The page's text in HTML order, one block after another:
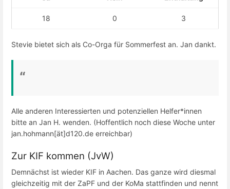
18 0 3
Stevie bietet sich als Co-Orga für Sommerfest an. Jan dankt.
Alle anderen Interessierten und potenziellen Helfer*innen
bitte an Jan H. wenden. (Hoffentlich noch diese Woche unter
jan.hohmann[ät]d120.de erreichbar)
Zur KIF kommen (JvW)
Demnächst ist wieder KIF in Aachen. Das ganze wird diesmal
gleichzeitig mit der ZaPF und der KoMa stattfinden und nennt